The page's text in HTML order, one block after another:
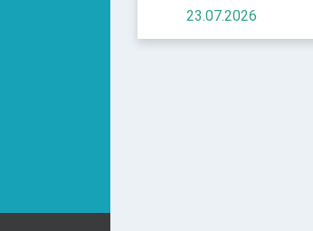
23.07.2026